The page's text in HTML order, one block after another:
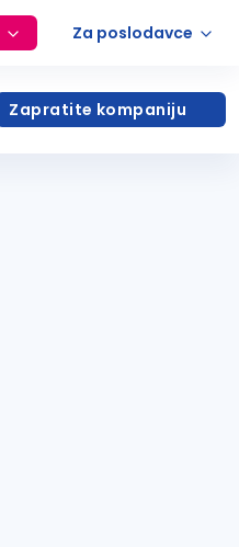
Za poslodavce
Zapratite kompaniju